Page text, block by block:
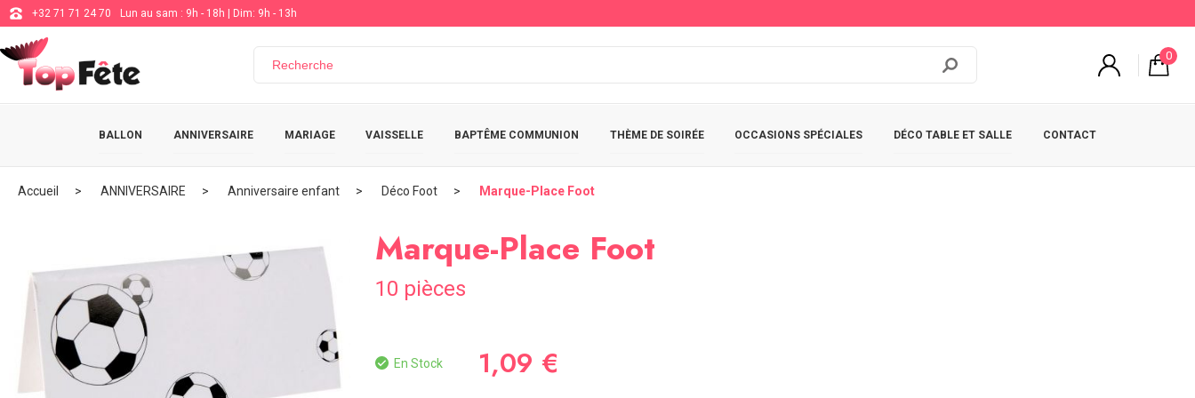
+32 71 71 24 70 Lun au sam : 9h - 18h | Dim: 9h - 13h
0
BALLON ANNIVERSAIRE MARIAGE VAISSELLE BAPTÊME COMMUNION THÈME DE SOIRÉE OCCASIONS SPÉCIALES DÉCO TABLE ET SALLE CONTACT
Accueil ANNIVERSAIRE Anniversaire enfant Déco Foot Marque-Place Foot
Marque-Place Foot
10 pièces
En Stock 1,09 €